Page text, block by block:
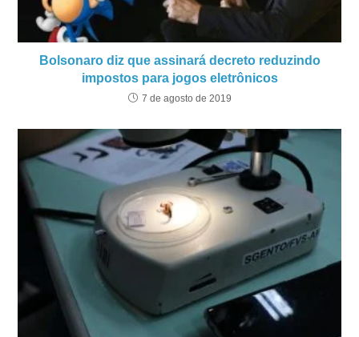
Bolsonaro diz que assinará decreto reduzindo
impostos para jogos eletrônicos
7 de agosto de 2019